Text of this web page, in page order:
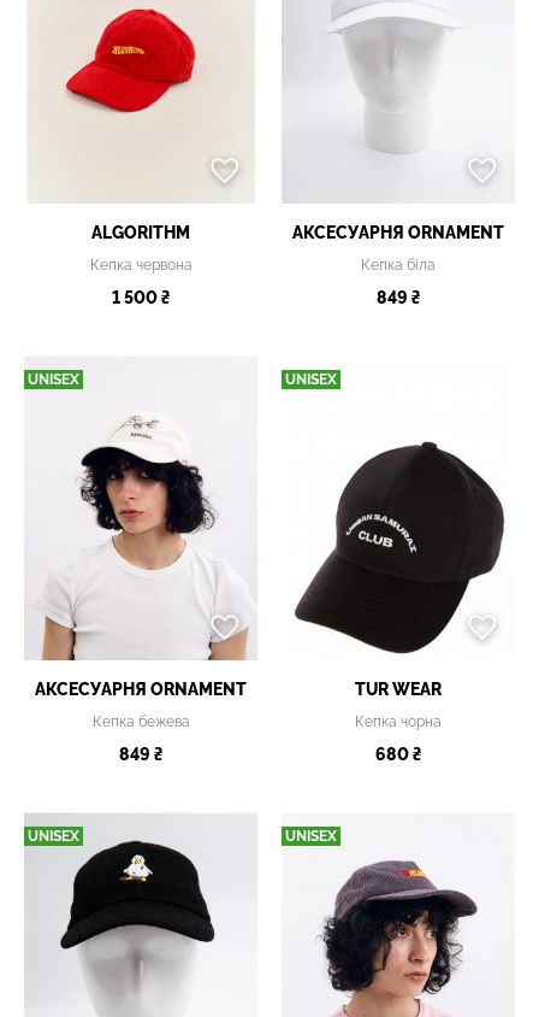
ALGORITHM
Кепка червона
1 500 ₴
АКСЕСУАРНЯ ОRNAMENT
Кепка біла
849 ₴
UNISEX
АКСЕСУАРНЯ ОRNAMENT
Кепка бежева
849 ₴
UNISEX
TUR WEAR
Кепка чорна
680 ₴
UNISEX UNISEX